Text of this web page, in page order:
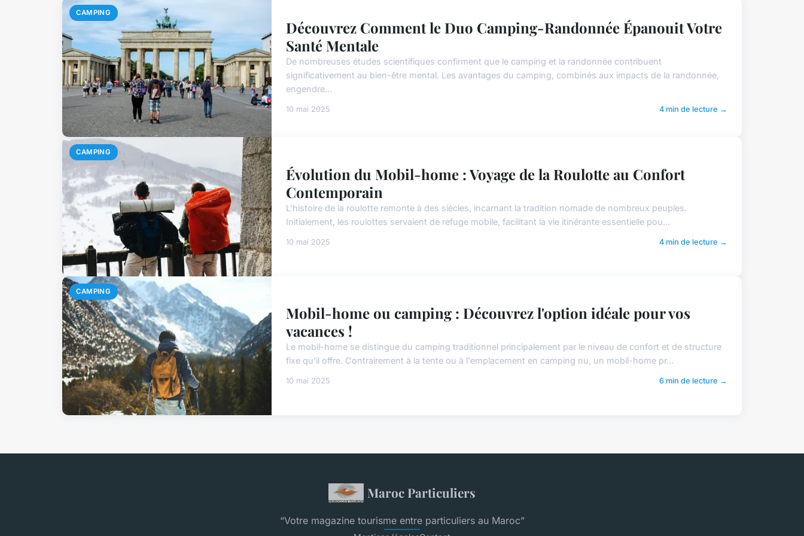
CAMPING
Découvrez Comment le Duo Camping-Randonnée Épanouit Votre
Santé Mentale
De nombreuses études scientifiques confirment que le camping et la randonnée contribuent
significativement au bien-être mental. Les avantages du camping, combinés aux impacts de la randonnée,
engendre...
10 mai 2025 4 min de lecture →
CAMPING
Évolution du Mobil-home : Voyage de la Roulotte au Confort
Contemporain
L'histoire de la roulotte remonte à des siècles, incarnant la tradition nomade de nombreux peuples.
Initialement, les roulottes servaient de refuge mobile, facilitant la vie itinérante essentielle pou...
10 mai 2025 4 min de lecture →
CAMPING
Mobil-home ou camping : Découvrez l'option idéale pour vos
vacances !
Le mobil-home se distingue du camping traditionnel principalement par le niveau de confort et de structure
fixe qu'il offre. Contrairement à la tente ou à l'emplacement en camping nu, un mobil-home pr...
10 mai 2025 6 min de lecture →
Maroc Particuliers
“Votre magazine tourisme entre particuliers au Maroc”